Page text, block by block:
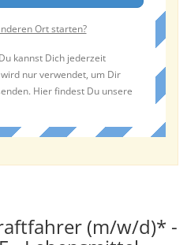
Ort starten?
kannst Dich jederzeit
nur verwendet, um Dir
Hier findest Du unsere
(m/w/d)* -